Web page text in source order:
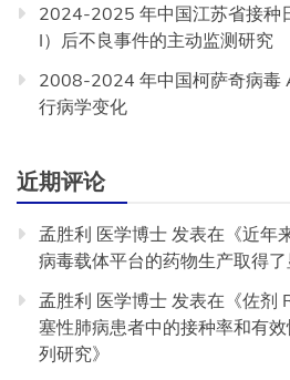
2024-2025 年中国江苏省接种
I）后不良事件的主动监测研究
2008-2024 年中国柯萨奇病毒
行病学变化
近期评论
孟胜利 医学博士 发表在《近年
病毒载体平台的药物生产取得
孟胜利 医学博士 发表在《佐剂
塞性肺病患者中的接种率和有
列研究》